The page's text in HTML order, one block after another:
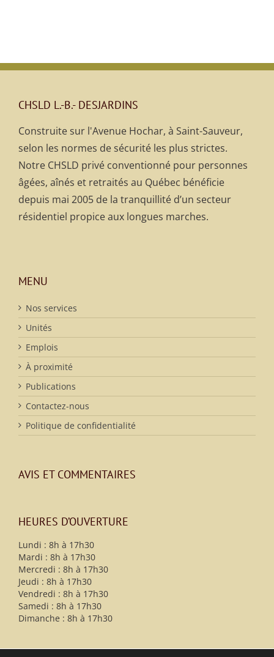
CHSLD L.-B.- DESJARDINS
Construite sur l'Avenue Hochar, à Saint-Sauveur,
selon les normes de sécurité les plus strictes.
Notre CHSLD privé conventionné pour personnes
âgées, aînés et retraités au Québec bénéficie
depuis mai 2005 de la tranquillité d’un secteur
résidentiel propice aux longues marches.
MENU
Nos services
Unités
Emplois
À proximité
Publications
Contactez-nous
Politique de confidentialité
AVIS ET COMMENTAIRES
HEURES D’OUVERTURE
Lundi : 8h à 17h30
Mardi : 8h à 17h30
Mercredi : 8h à 17h30
Jeudi : 8h à 17h30
Vendredi : 8h à 17h30
Samedi : 8h à 17h30
Dimanche : 8h à 17h30